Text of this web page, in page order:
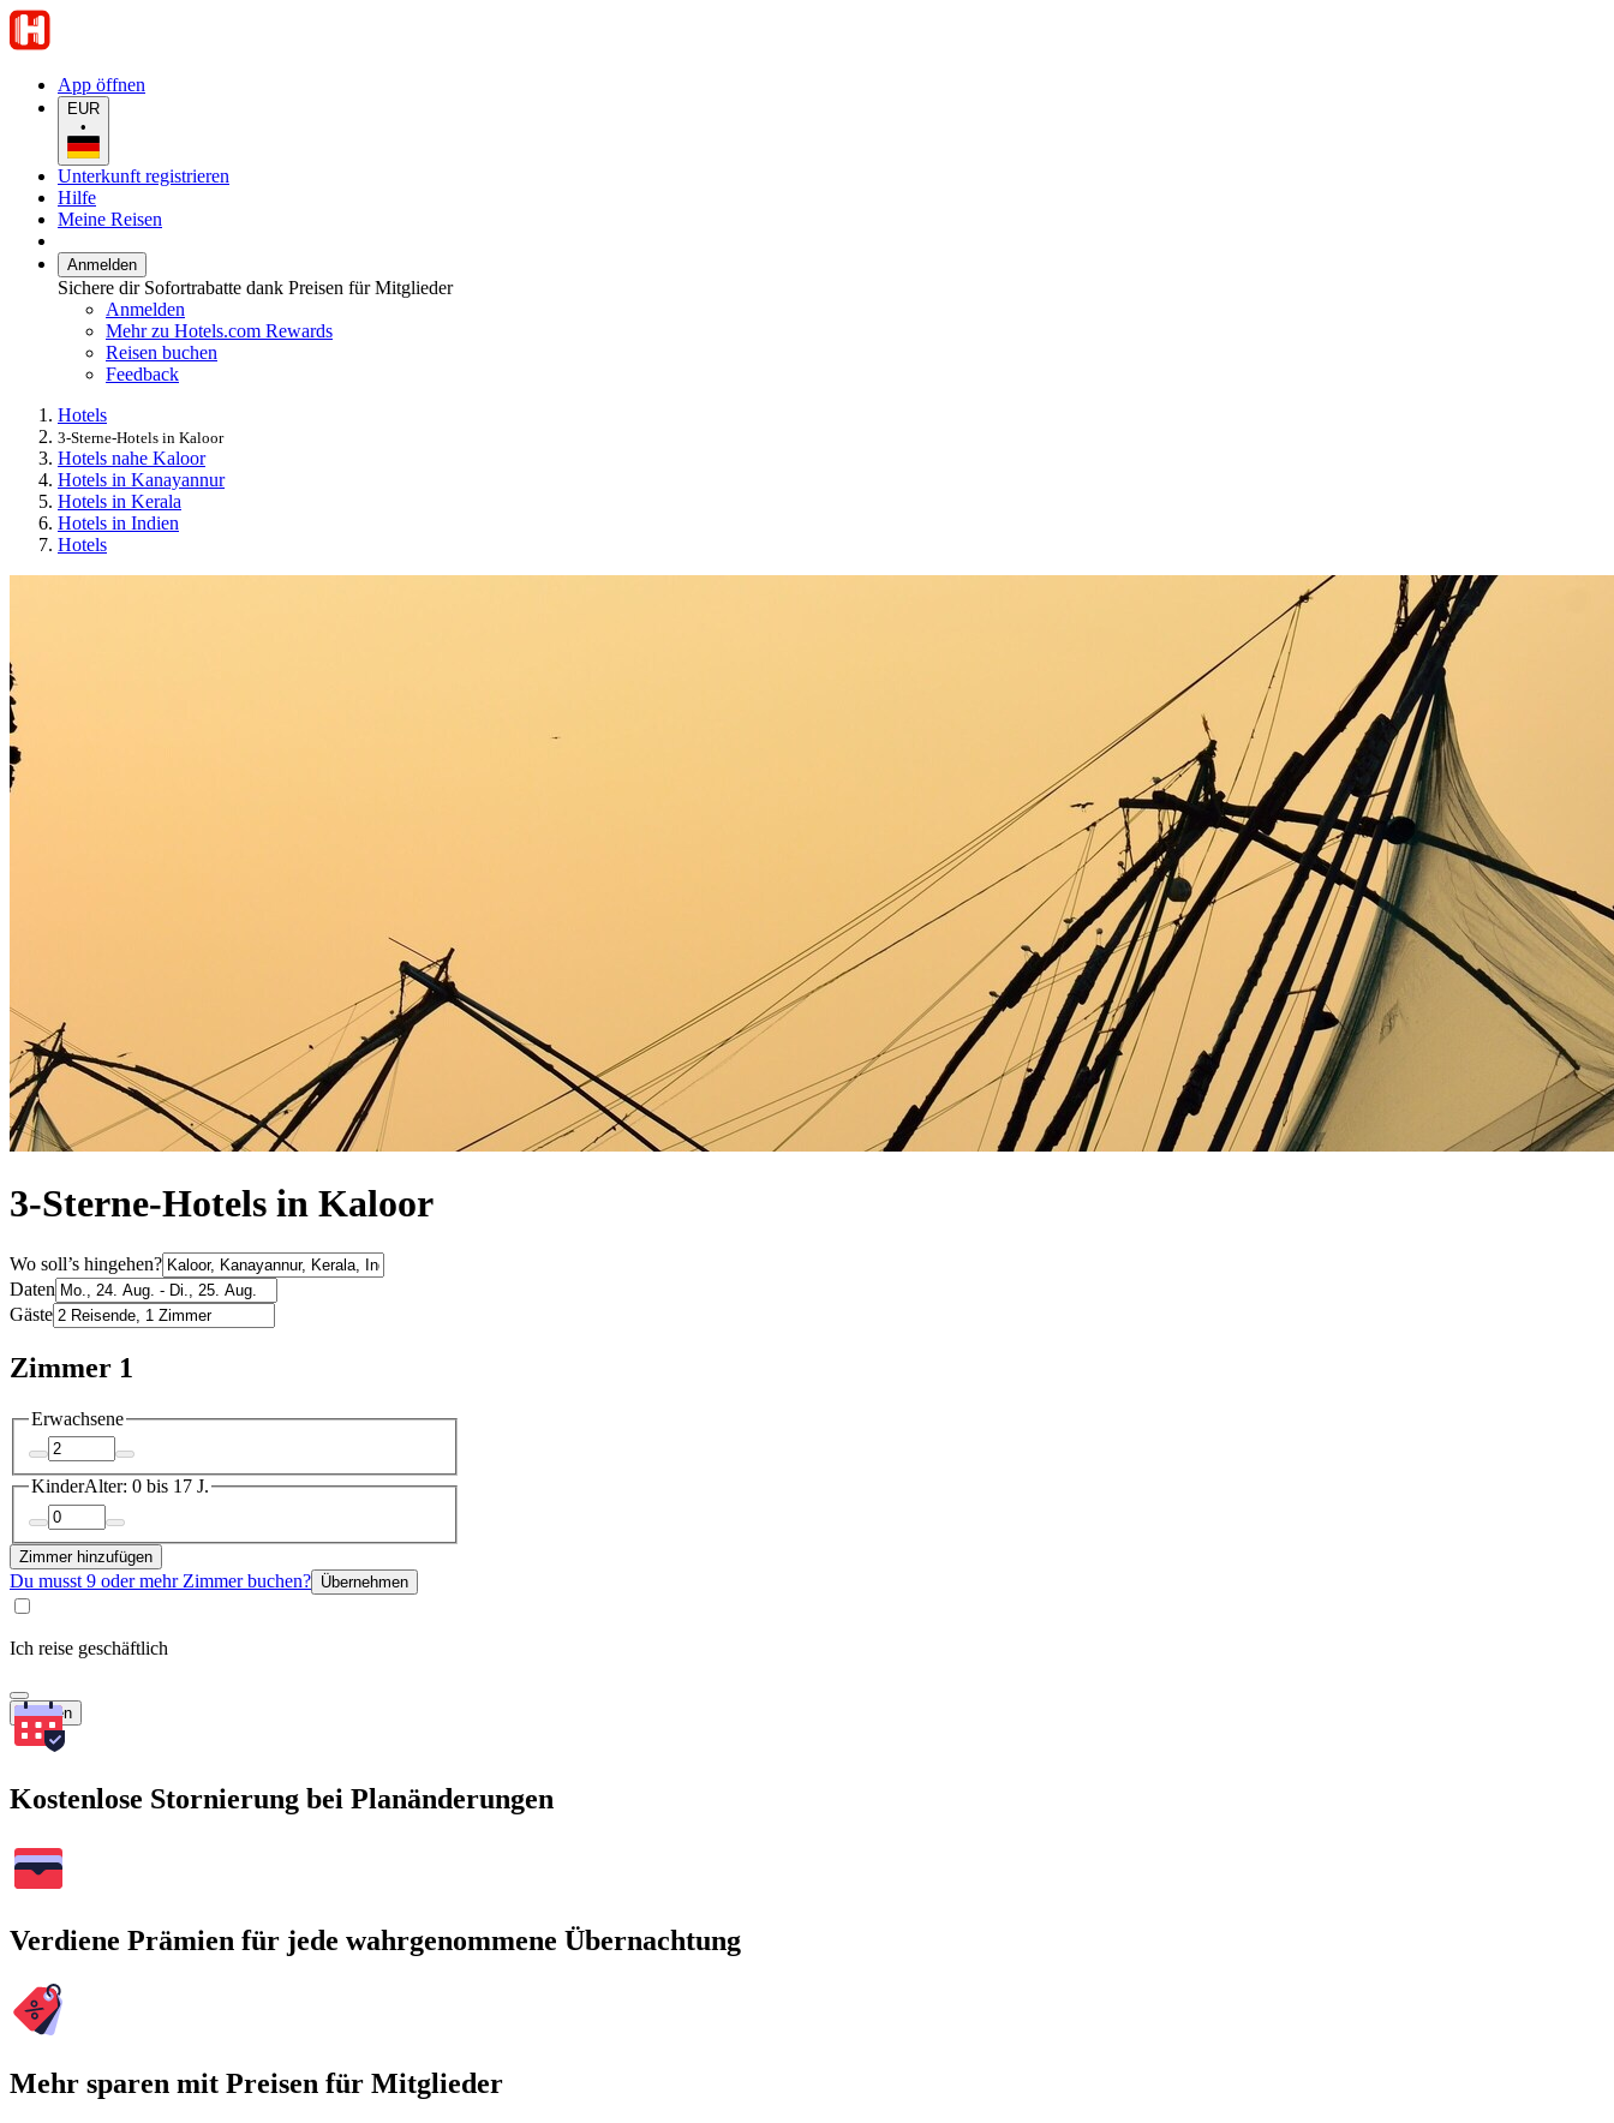
App öffnen
EUR
•
Unterkunft registrieren
Hilfe
Meine Reisen
Anmelden
Sichere dir Sofortrabatte dank Preisen für Mitglieder
Anmelden
Mehr zu Hotels.com Rewards
Reisen buchen
Feedback
Hotels
3-Sterne-Hotels in Kaloor
Hotels nahe Kaloor
Hotels in Kanayannur
Hotels in Kerala
Hotels in Indien
Hotels
3-Sterne-Hotels in Kaloor
Wo soll’s hingehen?
Daten
Gäste
Zimmer 1
Erwachsene
KinderAlter: 0 bis 17 J.
Zimmer hinzufügen
Du musst 9 oder mehr Zimmer buchen? Übernehmen
Ich reise geschäftlich
Suchen
Kostenlose Stornierung bei Planänderungen
Verdiene Prämien für jede wahrgenommene Übernachtung
Mehr sparen mit Preisen für Mitglieder